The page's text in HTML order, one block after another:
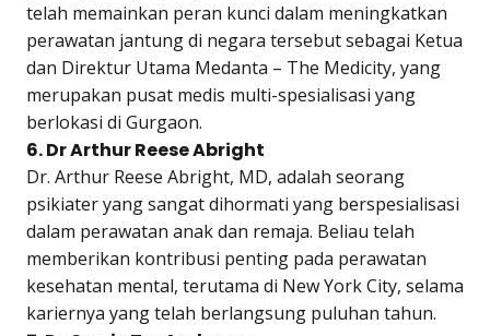
telah memainkan peran kunci dalam meningkatkan
perawatan jantung di negara tersebut sebagai Ketua
dan Direktur Utama Medanta – The Medicity, yang
merupakan pusat medis multi-spesialisasi yang
berlokasi di Gurgaon.
6. Dr Arthur Reese Abright
Dr. Arthur Reese Abright, MD, adalah seorang
psikiater yang sangat dihormati yang berspesialisasi
dalam perawatan anak dan remaja. Beliau telah
memberikan kontribusi penting pada perawatan
kesehatan mental, terutama di New York City, selama
kariernya yang telah berlangsung puluhan tahun.